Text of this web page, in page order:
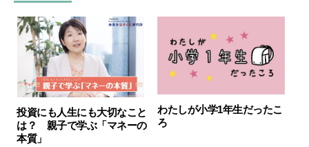
投資にも人生にも大切なこと
は？ 親子で学ぶ「マネーの
本質」
わたしが小学1年生だったこ
ろ